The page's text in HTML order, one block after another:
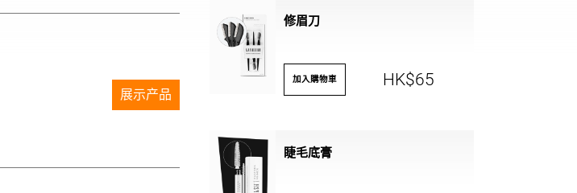
展示产品
修眉刀
加入購物車 HK$65
睫毛底膏